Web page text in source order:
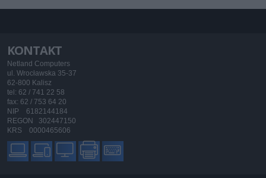
KONTAKT
Netland Computers
ul. Wrocławska 35-37
62-800 Kalisz
tel: 62 / 741 22 58
fax: 62 / 753 64 20
NIP 6182144184
REGON 302447150
KRS 0000465606